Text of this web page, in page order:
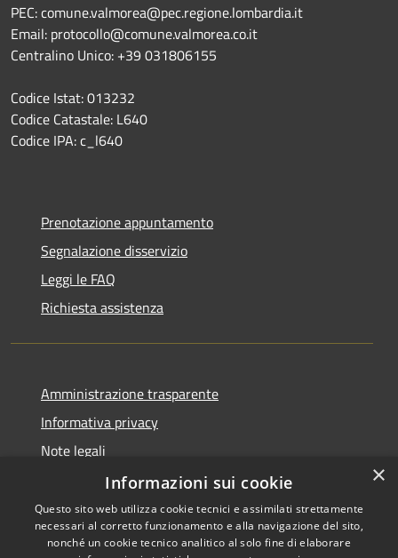
PEC: comune.valmorea@pec.regione.lombardia.it
Email: protocollo@comune.valmorea.co.it
Centralino Unico: +39 031806155
Codice Istat: 013232
Codice Catastale: L640
Codice IPA: c_l640
Prenotazione appuntamento
Segnalazione disservizio
Leggi le FAQ
Richiesta assistenza
Amministrazione trasparente
Informativa privacy
Note legali
Dichiarazione di accessibilità
×
Informazioni sui cookie
Questo sito web utilizza cookie tecnici e assimilati strettamente
necessari al corretto funzionamento e alla navigazione del sito,
nonché un cookie tecnico analitico al solo fine di elaborare